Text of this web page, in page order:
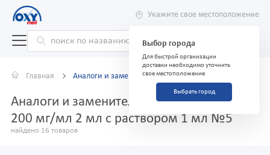
Укажите свое местоположение
Выбор города
Для быстрой организации
доставки необходимо уточнить
свое местоположение
Выбрать город
Главная Аналоги и заменители
Аналоги и заменители препарата Синарта
200 мг/мл 2 мл с раствором 1 мл №5
найдено 16 товаров